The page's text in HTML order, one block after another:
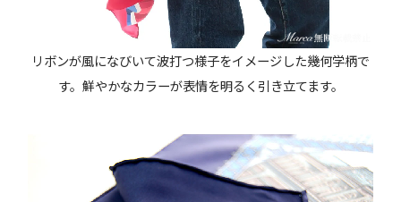
リボンが風になびいて波打つ様子をイメージした幾何学柄で
す。鮮やかなカラーが表情を明るく引き立てます。